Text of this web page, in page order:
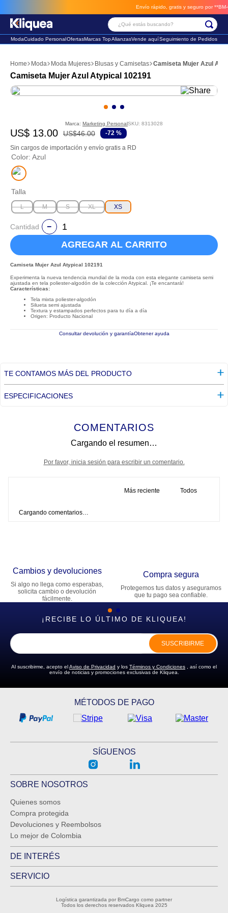
Envío rápido, gratis y seguro por **BM-
¿Qué estás buscando?
ModaCuidado PersonalOfertasMarcas TopAlianzasVende aquíSeguimiento de Pedidos
Moda Moda Mujeres Blusas y Camisetas Camiseta Mujer Azul
Camiseta Mujer Azul Atypical 102191
Marca: Marketing PersonalSKU: 8313028
US$ 13.00 US$46.00 -72 %
Sin cargos de importación y envío gratis a RD
Color: Azul
Talla
L M S XL XS
Cantidad
AGREGAR AL CARRITO
Camiseta Mujer Azul Atypical 102191
Experimenta la nueva tendencia mundial de la moda con esta elegante camiseta semi
ajustada en tela poliester-algodón de la colección Atypical. ¡Te encantará!
Características:
Tela mixta poliester-algodón
Silueta semi ajustada
Textura y estampados perfectos para tu día a día
Origen: Producto Nacional
Consultar devolución y garantíaObtener ayuda
TE CONTAMOS MÁS DEL PRODUCTO
ESPECIFICACIONES
COMENTARIOS
Cargando el resumen…
Por favor, inicia sesión para escribir un comentario.
Más reciente Todos
Cargando comentarios…
Cambios y devoluciones
Si algo no llega como esperabas,
solicita cambio o devolución
fácilmente.
Compra segura
Protegemos tus datos y aseguramos
que tu pago sea confiable.
¡RECIBE LO ÚLTIMO DE KLIQUEA!
SUSCRIBIRME
Al suscribirme, acepto elAviso de Privacidad y los Términos y Condiciones , así como el
envío de noticias y promociones exclusivas de Kliquea.
MÉTODOS DE PAGO
SÍGUENOS
SOBRE NOSOTROS
Quienes somos
Compra protegida
Devoluciones y Reembolsos
Lo mejor de Colombia
DE INTERÉS
SERVICIO
Logística garantizada por BmCargo como partner
Todos los derechos reservados Kliquea 2025
2. sandalia